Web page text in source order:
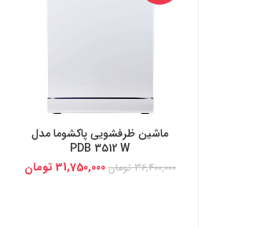
خرید از دیجی کالا
ماشین ظرفشویی پاکشوما مدل
PDB 3512 W
36,400,000 تومان 31,750,000 تومان